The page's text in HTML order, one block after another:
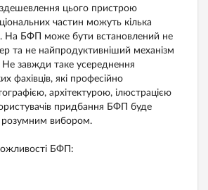
цього пристрою
частин можуть кілька
На БФП може бути встановлений не
та не найпродуктивніший механізм
завжди таке усереднення
фахівців, які професійно
архітектурою, ілюстрацією
придбання БФП буде
розумним вибором.
БФП: